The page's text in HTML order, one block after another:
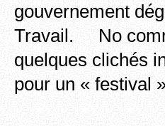
gouvernement
Travail. No
quelques clichés
pour un « festival